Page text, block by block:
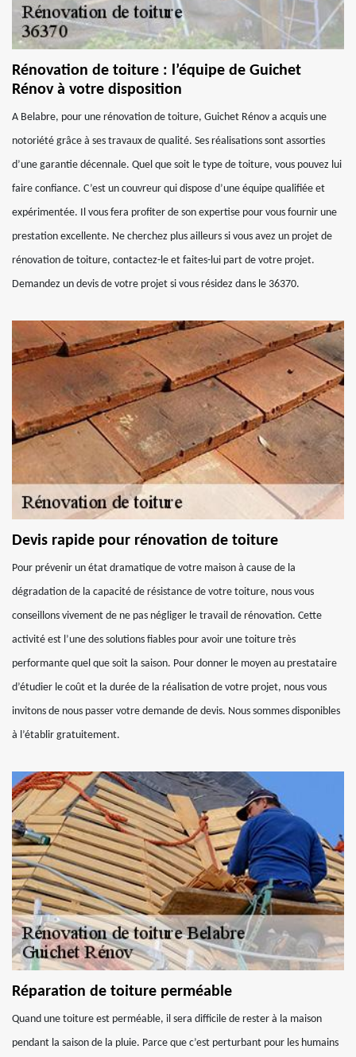
Rénovation de toiture : l’équipe de Guichet
Rénov à votre disposition
A Belabre, pour une rénovation de toiture, Guichet Rénov a acquis une
notoriété grâce à ses travaux de qualité. Ses réalisations sont assorties
d’une garantie décennale. Quel que soit le type de toiture, vous pouvez lui
faire confiance. C’est un couvreur qui dispose d’une équipe qualifiée et
expérimentée. Il vous fera profiter de son expertise pour vous fournir une
prestation excellente. Ne cherchez plus ailleurs si vous avez un projet de
rénovation de toiture, contactez-le et faites-lui part de votre projet.
Demandez un devis de votre projet si vous résidez dans le 36370.
Devis rapide pour rénovation de toiture
Pour prévenir un état dramatique de votre maison à cause de la
dégradation de la capacité de résistance de votre toiture, nous vous
conseillons vivement de ne pas négliger le travail de rénovation. Cette
activité est l’une des solutions fiables pour avoir une toiture très
performante quel que soit la saison. Pour donner le moyen au prestataire
d’étudier le coût et la durée de la réalisation de votre projet, nous vous
invitons de nous passer votre demande de devis. Nous sommes disponibles
à l’établir gratuitement.
Réparation de toiture perméable
Quand une toiture est perméable, il sera difficile de rester à la maison
pendant la saison de la pluie. Parce que c’est perturbant pour les humains